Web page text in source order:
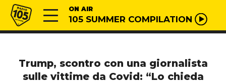
Vai al contenuto
Radio 105 ON AIR
105 SUMMER COMPILATION
Trump, scontro con una giornalista
sulle vittime da Covid: “Lo chieda